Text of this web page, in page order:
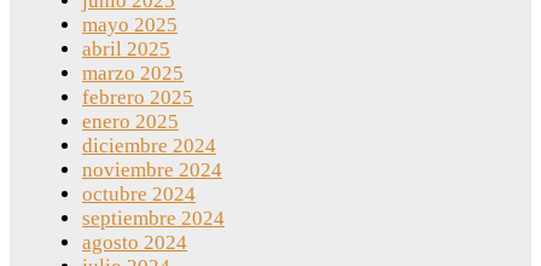
mayo 2025
abril 2025
marzo 2025
febrero 2025
enero 2025
diciembre 2024
noviembre 2024
octubre 2024
septiembre 2024
agosto 2024